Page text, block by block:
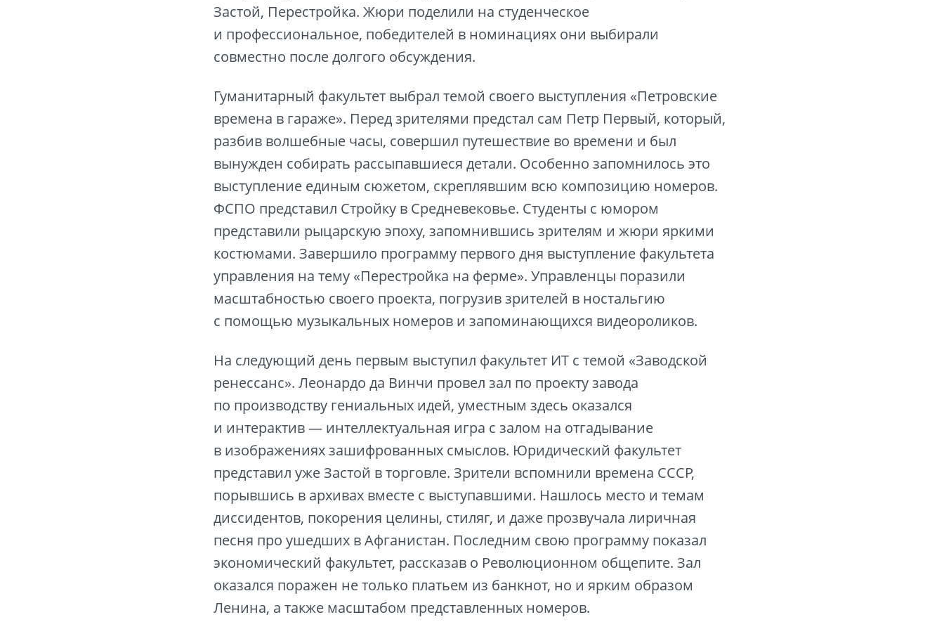
Застой, Перестройка. Жюри поделили на студенческое
и профессиональное, победителей в номинациях они выбирали
совместно после долгого обсуждения.
Гуманитарный факультет выбрал темой своего выступления «Петровские
времена в гараже». Перед зрителями предстал сам Петр Первый, который,
разбив волшебные часы, совершил путешествие во времени и был
вынужден собирать рассыпавшиеся детали. Особенно запомнилось это
выступление единым сюжетом, скреплявшим всю композицию номеров.
ФСПО представил Стройку в Средневековье. Студенты с юмором
представили рыцарскую эпоху, запомнившись зрителям и жюри яркими
костюмами. Завершило программу первого дня выступление факультета
управления на тему «Перестройка на ферме». Управленцы поразили
масштабностью своего проекта, погрузив зрителей в ностальгию
с помощью музыкальных номеров и запоминающихся видеороликов.
На следующий день первым выступил факультет ИТ с темой «Заводской
ренессанс». Леонардо да Винчи провел зал по проекту завода
по производству гениальных идей, уместным здесь оказался
и интерактив — интеллектуальная игра с залом на отгадывание
в изображениях зашифрованных смыслов. Юридический факультет
представил уже Застой в торговле. Зрители вспомнили времена СССР,
порывшись в архивах вместе с выступавшими. Нашлось место и темам
диссидентов, покорения целины, стиляг, и даже прозвучала лиричная
песня про ушедших в Афганистан. Последним свою программу показал
экономический факультет, рассказав о Революционном общепите. Зал
оказался поражен не только платьем из банкнот, но и ярким образом
Ленина, а также масштабом представленных номеров.